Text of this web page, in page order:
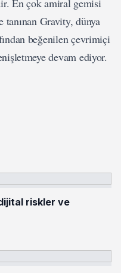
En çok amiral gemisi
tanınan Gravity, dünya
beğenilen çevrimiçi
devam ediyor.
riskler ve